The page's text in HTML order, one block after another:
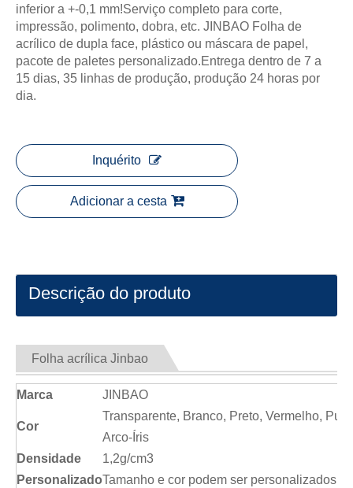
inferior a +-0,1 mm!Serviço completo para corte,
impressão, polimento, dobra, etc. JINBAO Folha de
acrílico de dupla face, plástico ou máscara de papel,
pacote de paletes personalizado.Entrega dentro de 7 a
15 dias, 35 linhas de produção, produção 24 horas por
dia.
Inquérito
Adicionar a cesta
Descrição do produto
Folha acrílica Jinbao
Marca JINBAO
Cor
Transparente, Branco, Preto, Vermelho,
Arco-Íris
Densidade
1,2g/cm3
PersonalizadoTamanho e cor podem ser personalizados